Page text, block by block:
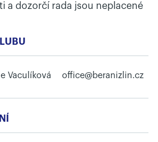
a dozorčí rada jsou neplacené
Vaculíková office@beranizlin.cz